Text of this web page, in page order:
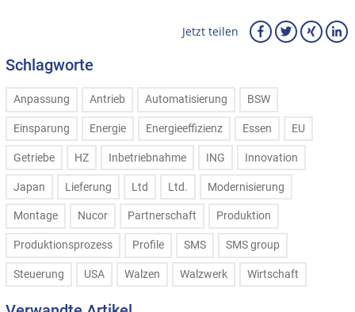
Jetzt teilen
Schlagworte
Anpassung Antrieb Automatisierung BSW
Einsparung Energie Energieeffizienz Essen EU
Getriebe HZ Inbetriebnahme ING Innovation
Japan Lieferung Ltd Ltd. Modernisierung
Montage Nucor Partnerschaft Produktion
Produktionsprozess Profile SMS SMS group
Steuerung USA Walzen Walzwerk Wirtschaft